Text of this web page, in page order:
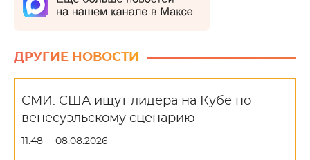
ДРУГИЕ НОВОСТИ
СМИ: США ищут лидера на Кубе по
венесуэльскому сценарию
11:48 08.08.2026